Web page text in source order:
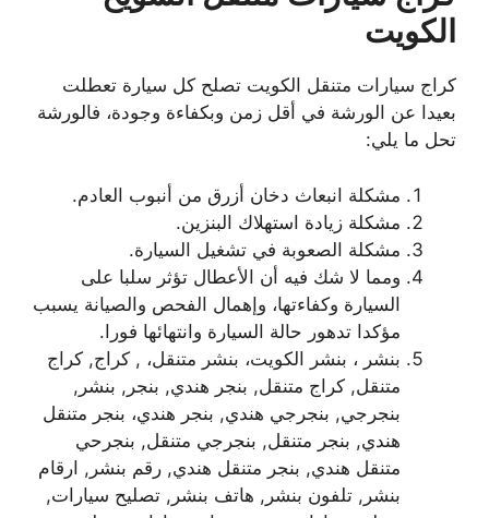
الكويت
كراج سيارات متنقل الكويت تصلح كل سيارة تعطلت
بعيدا عن الورشة في أقل زمن وبكفاءة وجودة، فالورشة
تحل ما يلي:
مشكلة انبعاث دخان أزرق من أنبوب العادم.
مشكلة زيادة استهلاك البنزين.
مشكلة الصعوبة في تشغيل السيارة.
ومما لا شك فيه أن الأعطال تؤثر سلبا على
السيارة وكفاءتها، وإهمال الفحص والصيانة يسبب
مؤكدا تدهور حالة السيارة وانتهائها فورا.
بنشر ، بنشر الكويت، بنشر متنقل، , كراج, كراج
متنقل, كراج متنقل, بنجر هندي, بنجر, بنشر,
بنجرجي, بنجرجي هندي, بنجر هندي، بنجر متنقل
هندي, بنجر متنقل, بنجرجي متنقل, بنجرحي
متنقل هندي, بنجر متنقل هندي, رقم بنشر, ارقام
بنشر, تلفون بنشر, هاتف بنشر, تصليح سيارات,